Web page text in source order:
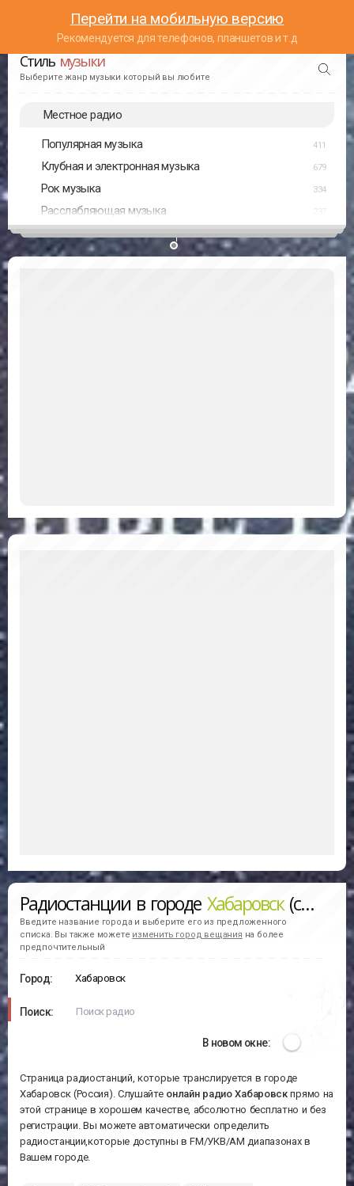
Перейти на мобильную версию
Рекомендуется для телефонов, планшетов и т.д
Стиль музыки
Выберите жанр музыки который вы любите
Местное радио
Популярная музыка 411
Клубная и электронная музыка 679
Рок музыка 334
Расслабляющая музыка
Радиостанции в городе Хабаровск(слушать онлайн)
Введите название города и выберите его из предложенного
списка. Вы также можете изменить город вещания на более
предпочтительный
Город:
Поиск:
В новом окне:
Страница радиостанций, которые транслируется в городе
Хабаровск (Россия). Слушайте онлайн радио Хабаровскпрямо на
этой странице в хорошем качестве, абсолютно бесплатно и без
регистрации. Вы можете автоматически определить
радиостанции,которые доступны в FM/УКВ/АМ диапазонах в
Вашем городе.